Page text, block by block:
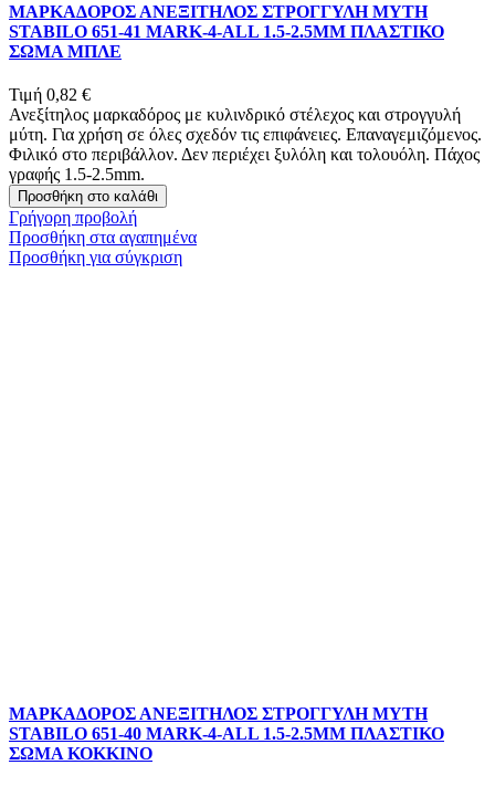
ΜΑΡΚΑΔΟΡΟΣ ΑΝΕΞΙΤΗΛΟΣ ΣΤΡΟΓΓΥΛΗ ΜΥΤΗ
STABILO 651-41 MARK-4-ALL 1.5-2.5ΜΜ ΠΛΑΣΤΙΚΟ
ΣΩΜΑ ΜΠΛΕ
Τιμή 0,82 €
Ανεξίτηλος μαρκαδόρος με κυλινδρικό στέλεχος και στρογγυλή
μύτη. Για χρήση σε όλες σχεδόν τις επιφάνειες. Επαναγεμιζόμενος.
Φιλικό στο περιβάλλον. Δεν περιέχει ξυλόλη και τολουόλη. Πάχος
γραφής 1.5-2.5mm.
Προσθήκη στο καλάθι
Γρήγορη προβολή
Προσθήκη στα αγαπημένα
Προσθήκη για σύγκριση
ΜΑΡΚΑΔΟΡΟΣ ΑΝΕΞΙΤΗΛΟΣ ΣΤΡΟΓΓΥΛΗ ΜΥΤΗ
STABILO 651-40 MARK-4-ALL 1.5-2.5ΜΜ ΠΛΑΣΤΙΚΟ
ΣΩΜΑ ΚΟΚΚΙΝΟ